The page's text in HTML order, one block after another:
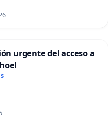
urgente del acceso a